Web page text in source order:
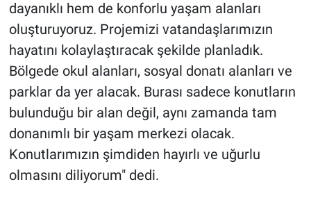
dayanıklı hem de konforlu yaşam alanları
oluşturuyoruz. Projemizi vatandaşlarımızın
hayatını kolaylaştıracak şekilde planladık.
Bölgede okul alanları, sosyal donatı alanları ve
parklar da yer alacak. Burası sadece konutların
bulunduğu bir alan değil, aynı zamanda tam
donanımlı bir yaşam merkezi olacak.
Konutlarımızın şimdiden hayırlı ve uğurlu
olmasını diliyorum" dedi.